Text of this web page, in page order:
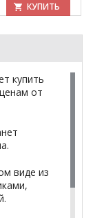
КУПИТЬ
купить
от
виде из